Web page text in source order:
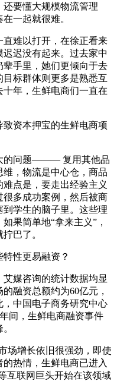
要懂大规模物流管理
一起就很难。
难以打开，在徐正看来
迟没有起来。过去家中
手里，她们更倾向于去
标群体则更多是熟悉互
十年，生鲜电商们一直在
资本押宝的生鲜电商项
问题——— 复用其他品
，物流是中心仓，商品
点是，要走出经验主义
多成功案例，然后被商
学生的脑子里。这些理
果简单地“拿来主义”，
巴了。
性更易融资？
媒咨询的统计数据均显
融资总额约为60亿元，
，中国电子商务研究中心
间，生鲜电商融资事件
增长依旧很强劲，即使
热情，生鲜电商已进入
互联网巨头开始在该领域